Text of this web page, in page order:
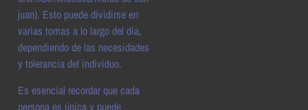
juan). Esto puede dividirse en
varias tomas a lo largo del día,
dependiendo de las necesidades
y tolerancia del individuo.
Es esencial recordar que cada
persona es única y puede